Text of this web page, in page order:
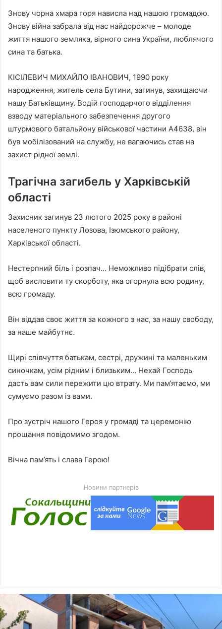
Знову чорна хмара горя нависла над нашою громадою.
Знову війна забрала від нас найдорожче – молоде
життя нашого земляка, вірного сина України, люблячого
сина та батька.
КІСІЛЕВИЧ МИХАЙЛО ІВАНОВИЧ, 1990 року
народження, житель села Бутини, загинув, захищаючи
нашу Батьківщину. Водій господарчого відділення
взводу матеріального забезпечення другого
штурмового батальйону військової частини А4638, він
був мобілізований на службу, не вагаючись став на
захист рідної землі.
Трагічна загибель у Харківській
області
Захисник загинув 23 лютого 2025 року в районі
населеного пункту Лозова, Ізюмського району,
Харківської області.
Нестерпний біль і розпач… Неможливо підібрати слів,
щоб висловити ту скорботу, яка огорнула всю родину,
всю громаду.
Він віддав своє життя за кожного з нас, за нашу свободу,
за наше майбутнє.
Щирі співчуття батькам, сестрі, дружині та маленьким
синочкам, усім рідним і близьким… Нехай Господь
дасть вам сили пережити цю втрату. Ми пам’ятаємо, ми
сумуємо разом із вами.
Про зустріч нашого Героя у громаді та церемонію
прощання повідомимо згодом.
Вічна пам’ять і слава Герою!
Новини партнерів